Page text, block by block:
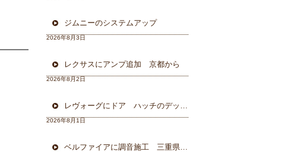
ジムニーのシステムアップ
2026年8月3日
レクサスにアンプ追加 京都から
2026年8月2日
レヴォーグにドア ハッチのデッドニング 徳島から
2026年8月1日
ベルファイアに調音施工 三重県から